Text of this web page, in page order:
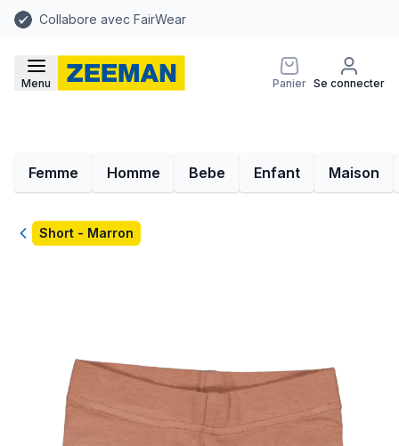
Collabore avec FairWear
Menu Panier Se connecter
Femme Homme Bebe Enfant Maison
RetourShort - Marron